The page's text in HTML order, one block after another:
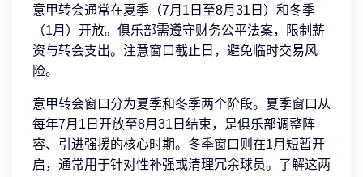
意甲转会通常在夏季（7月1日至8月31日）和冬季
（1月）开放。俱乐部需遵守财务公平法案，限制薪
资与转会支出。注意窗口截止日，避免临时交易风
险。
意甲转会窗口分为夏季和冬季两个阶段。夏季窗口从
每年7月1日开放至8月31日结束，是俱乐部调整阵
容、引进强援的核心时期。冬季窗口则在1月短暂开
启，通常用于针对性补强或清理冗余球员。了解这两